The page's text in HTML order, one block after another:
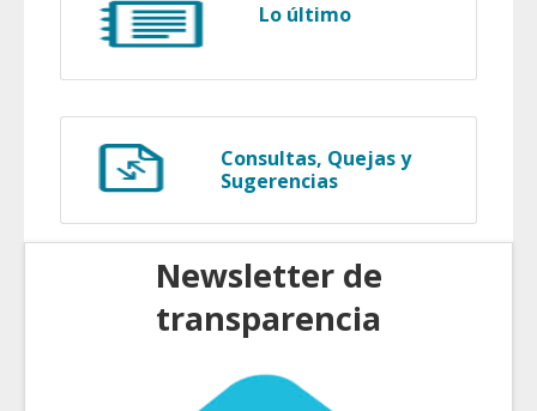
Lo último
Consultas, Quejas y
Sugerencias
Newsletter de
transparencia